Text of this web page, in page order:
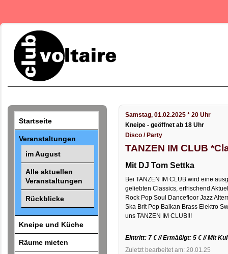
Startseite
Veranstaltungen
im August
Alle aktuellen
Veranstaltungen
Rückblicke
Kneipe und Küche
Räume mieten
Samstag, 01.02.2025 * 20 Uhr
Kneipe - geöffnet ab 18 Uhr
Disco / Party
TANZEN IM CLUB
Mit DJ Tom Settka
Bei TANZEN IM CLUB wird eine
geliebten Classics, erfrischend
Rock Pop Soul Dancefloor Jazz
Ska Brit Pop Balkan Brass Elektro
uns TANZEN IM CLUB!!!
Eintritt: 7 € // Ermäßigt: 5 € // Mit
Zuletzt bearbeitet am: 20.01.25